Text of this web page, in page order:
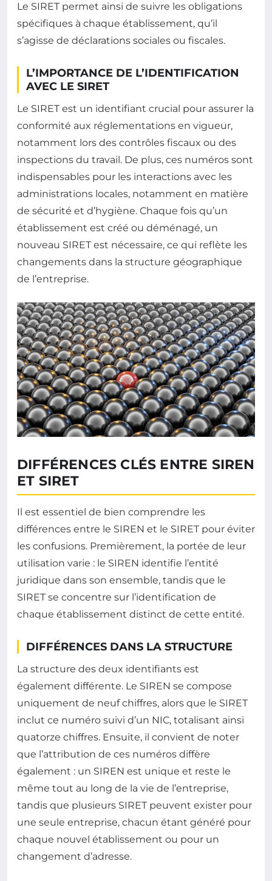
Le SIRET permet ainsi de suivre les obligations
spécifiques à chaque établissement, qu’il
s’agisse de déclarations sociales ou fiscales.
L’IMPORTANCE DE L’IDENTIFICATION
AVEC LE SIRET
Le SIRET est un identifiant crucial pour assurer la
conformité aux réglementations en vigueur,
notamment lors des contrôles fiscaux ou des
inspections du travail. De plus, ces numéros sont
indispensables pour les interactions avec les
administrations locales, notamment en matière
de sécurité et d’hygiène. Chaque fois qu’un
établissement est créé ou déménagé, un
nouveau SIRET est nécessaire, ce qui reflète les
changements dans la structure géographique
de l’entreprise.
DIFFÉRENCES CLÉS ENTRE SIREN
ET SIRET
Il est essentiel de bien comprendre les
différences entre le SIREN et le SIRET pour éviter
les confusions. Premièrement, la portée de leur
utilisation varie : le SIREN identifie l’entité
juridique dans son ensemble, tandis que le
SIRET se concentre sur l’identification de
chaque établissement distinct de cette entité.
DIFFÉRENCES DANS LA STRUCTURE
La structure des deux identifiants est
également différente. Le SIREN se compose
uniquement de neuf chiffres, alors que le SIRET
inclut ce numéro suivi d’un NIC, totalisant ainsi
quatorze chiffres. Ensuite, il convient de noter
que l’attribution de ces numéros diffère
également : un SIREN est unique et reste le
même tout au long de la vie de l’entreprise,
tandis que plusieurs SIRET peuvent exister pour
une seule entreprise, chacun étant généré pour
chaque nouvel établissement ou pour un
changement d’adresse.